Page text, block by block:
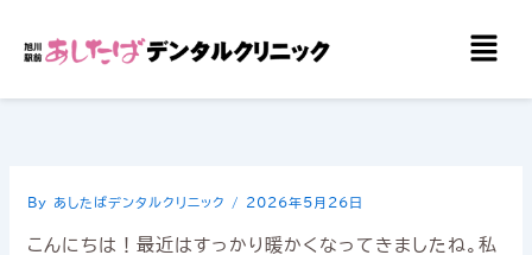
メ
ニ
By あしたばデンタルクリニック / 2026年5月26日
こんにちは！最近はすっかり暖かくなってきましたね。私